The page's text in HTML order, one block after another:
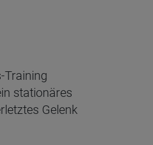
Training
stationäres
Gelenk